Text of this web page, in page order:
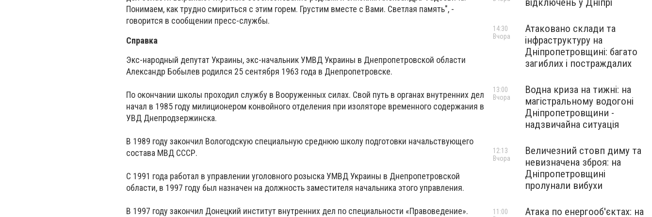
Понимаем, как трудно смириться с этим горем. Грустим вместе с Вами. Светлая память", -
говорится в сообщении пресс-службы.
Справка
Экс-народный депутат Украины, экс-начальник УМВД Украины в Днепропетровской области
Александр Бобылев родился 25 сентября 1963 года в Днепропетровске.
По окончании школы проходил службу в Вооруженных силах. Свой путь в органах внутренних дел
начал в 1985 году милиционером конвойного отделения при изоляторе временного содержания в
УВД Днепродзержинска.
В 1989 году закончил Вологодскую специальную среднюю школу подготовки начальствующего
состава МВД СССР.
С 1991 года работал в управлении уголовного розыска УМВД Украины в Днепропетровской
области, в 1997 году был назначен на должность заместителя начальника этого управления.
В 1997 году закончил Донецкий институт внутренних дел по специальности «Правоведение».
відключень у Дніпрі
Атаковано склади та
інфраструктуру на
Дніпропетровщині: багато
загиблих і постраждалих
14:30
Вчора
Водна криза на тижні: на
магістральному водогоні
Дніпропетровщини -
надзвичайна ситуація
13:00
Вчора
Величезний стовп диму та
невизначена зброя: на
Дніпропетровщині
пролунали вибухи
12:13
Вчора
Атака по енергооб'єктах: на
11:00